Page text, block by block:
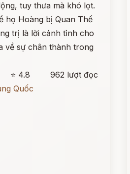
tuy thưa mà khó lọt.
họ Hoàng bị Quan Thế
trị là lời cảnh tỉnh cho
về sự chân thành trong
⭐ 4.8
962 lượt đọc
Quốc